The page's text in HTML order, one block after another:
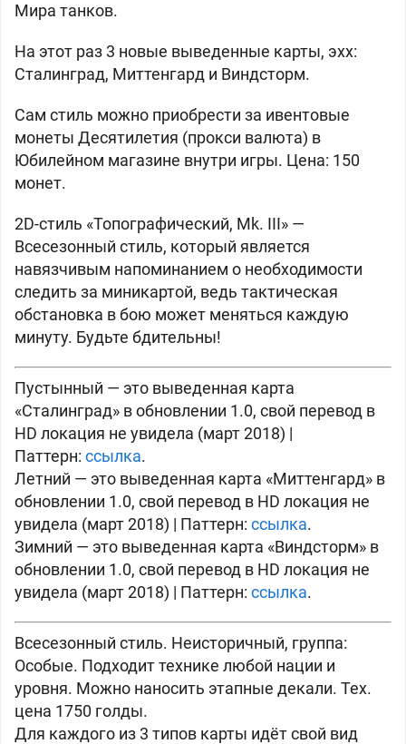
Мира танков.
На этот раз 3 новые выведенные карты, эхх:
Сталинград, Миттенгард и Виндсторм.
Сам стиль можно приобрести за ивентовые
монеты Десятилетия (прокси валюта) в
Юбилейном магазине внутри игры. Цена: 150
монет.
2D-стиль «Топографический, Mk. III» —
Всесезонный стиль, который является
навязчивым напоминанием о необходимости
следить за миникартой, ведь тактическая
обстановка в бою может меняться каждую
минуту. Будьте бдительны!
Пустынный — это выведенная карта
«Сталинград» в обновлении 1.0, свой перевод в
HD локация не увидела (март 2018) |
Паттерн: ссылка.
Летний — это выведенная карта «Миттенгард» в
обновлении 1.0, свой перевод в HD локация не
увидела (март 2018) | Паттерн: ссылка.
Зимний — это выведенная карта «Виндсторм» в
обновлении 1.0, свой перевод в HD локация не
увидела (март 2018) | Паттерн: ссылка.
Всесезонный стиль. Неисторичный, группа:
Особые. Подходит технике любой нации и
уровня. Можно наносить этапные декали. Тех.
цена 1750 голды.
Для каждого из 3 типов карты идёт свой вид